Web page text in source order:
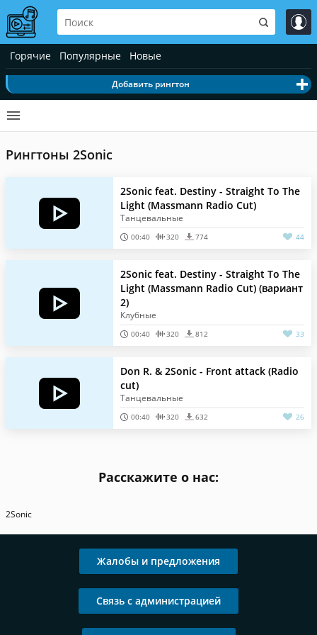
Горячие Популярные Новые
Добавить рингтон
Рингтоны 2Sonic
2Sonic feat. Destiny - Straight To The
Light (Massmann Radio Cut)
Танцевальные
00:40 320 774 44
2Sonic feat. Destiny - Straight To The
Light (Massmann Radio Cut) (вариант
2)
Клубные
00:40 320 812 33
Don R. & 2Sonic - Front attack (Radio
cut)
Танцевальные
00:40 320 632 26
Расскажите о нас:
2Sonic
Жалобы и предложения
Связь с администрацией